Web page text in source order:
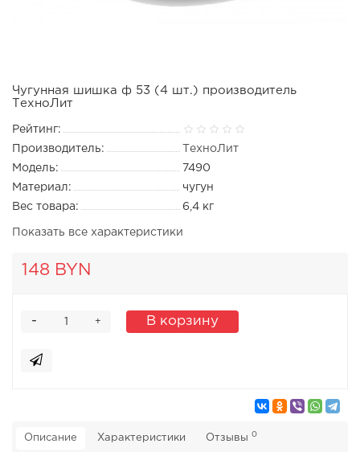
Чугунная шишка ф 53 (4 шт.) производитель
ТехноЛит
Рейтинг:
Производитель:
ТехноЛит
Модель:
7490
Материал:
чугун
Вес товара:
6,4 кг
Показать все характеристики
148 BYN
+
- В корзину
Описание Характеристики Отзывы 0